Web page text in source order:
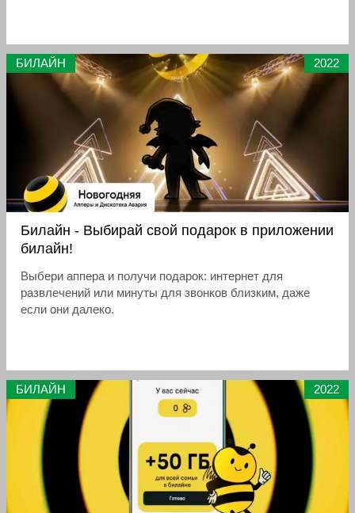
БИЛАЙН 2022
Билайн - Выбирай свой подарок в приложении
билайн!
Выбери аппера и получи подарок: интернет для
развлечений или минуты для звонков близким, даже
если они далеко.
БИЛАЙН 2022